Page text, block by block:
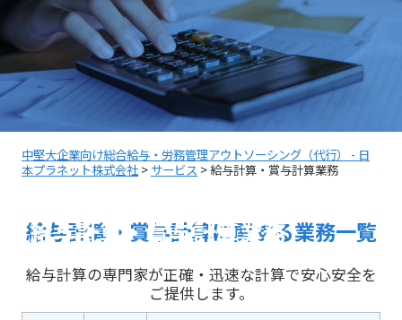
給与計算・賞与計算業務
中堅大企業向け総合給与・労務管理アウトソーシング（代行） - 日
本プラネット株式会社> サービス >給与計算・賞与計算業務
給与計算・賞与計算に関する業務一覧
給与計算の専門家が正確・迅速な計算で安心安全を
ご提供します。